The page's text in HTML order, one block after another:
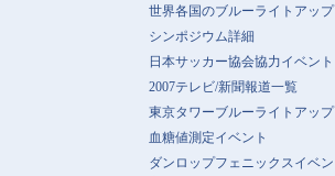
世界各国のブルーライトアップ
シンポジウム詳細
日本サッカー協会協力イベント
2007テレビ/新聞報道一覧
東京タワーブルーライトアップ
血糖値測定イベント
ダンロップフェニックスイベン